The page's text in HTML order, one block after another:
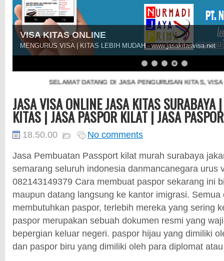
VISA KITAS ONLINE
MENGURUS VISA | KITAS LEBIH MUDAH - www.jasakitasvisa.net
SELAMAT DATANG DI JASA PENGURUSAN KITAS, VISA
JASA VISA ONLINE JASA KITAS SURABAYA
KITAS | JASA PASPOR KILAT | JASA
18.50.00
No comments
Jasa Pembuatan Passport kilat murah surabaya
semarang seluruh indonesia danmancanegara urus
082143149379 Cara membuat paspor sekarang ini
maupun datang langsung ke kantor imigrasi. Semua
membutuhkan paspor, terlebih mereka yang sering
paspor merupakan sebuah dokumen resmi yang
bepergian keluar negeri. paspor hijau yang dimiliki
dan paspor biru yang dimiliki oleh para diplomat